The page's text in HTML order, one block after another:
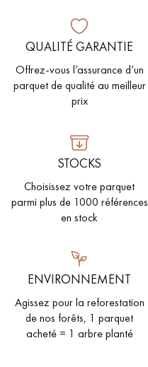
QUALITÉ GARANTIE
Offrez-vous l’assurance d’un
parquet de qualité au meilleur
prix
STOCKS
Choisissez votre parquet
parmi plus de 1000 références
en stock
ENVIRONNEMENT
Agissez pour la reforestation
de nos forêts, 1 parquet
acheté = 1 arbre planté